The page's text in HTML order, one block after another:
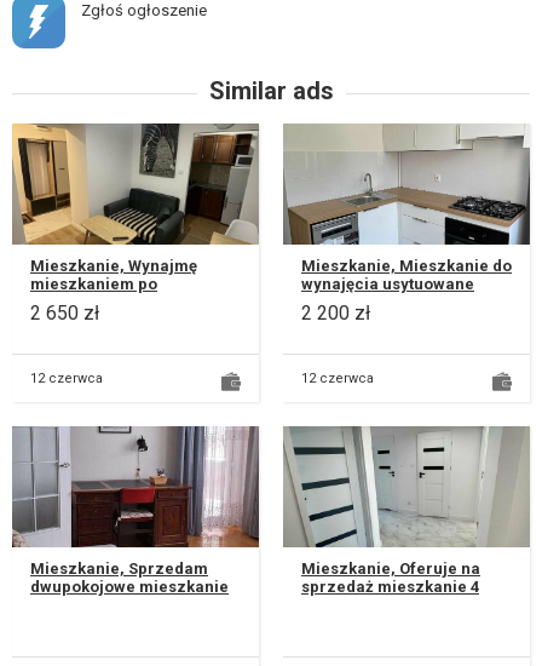
Zgłoś ogłoszenie
Similar ads
Mieszkanie, Wynajmę
mieszkaniem po
generalnym remoncie , na
ulicy Juranda dzielnica
2 650 zł
12 czerwca
Mieszkanie, Mieszkanie do
wynajęcia usytuowane
przy ul. Narutowicza.
Dostępne od zaraz. W
2 200 zł
12 czerwca
Mieszkanie, Sprzedam
dwupokojowe mieszkanie
Mieszkanie, Oferuje na
sprzedaż mieszkanie 4